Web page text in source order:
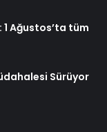
Ağustos’ta tüm
Sürüyor